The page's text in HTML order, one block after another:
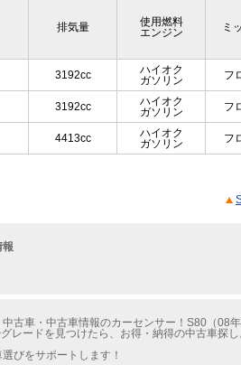
排気量
使用燃料
エンジン
ミ
3192cc
ハイオク
ガソリン
フ
3192cc
ハイオク
ガソリン
フ
4413cc
ハイオク
ガソリン
フ
古車・中古車情報のカーセンサー！S80（08
レードを見つけたら、お得・納得の中古車探
びをサポートします！